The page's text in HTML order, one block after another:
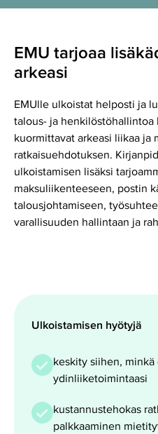
EMU tarjoaa
arkeasi
EMUlle ulkoistat helposti ja
talous- ja henkilöstöhallintoa
kuormittavat arkeasi liikaa ja
ratkaisuehdotuksen.
ulkoistamisen lisäksi
maksuliikenteeseen, postin
talousjohtamiseen,
varallisuuden hallintaan ja
Ulkoistamisen hyötyjä
keskity siihen,
ydinliiketoimintaasi
kustannustehokas
palkkaaminen